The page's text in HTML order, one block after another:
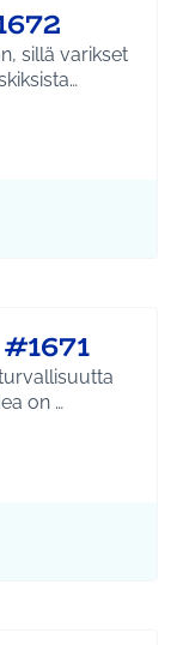
sillä varikset
ja polun käyttöä. Idea on …
Ympäristö